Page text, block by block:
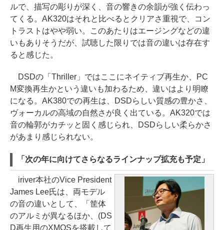
ルで、描写の彫りが深く、音の響きの余韻が強く伝わっ
てくる。AK320はそれと比べるとクリアさ重視で、コン
トラストはやや弱い。このあたりはエージングなどの違
いもありそうだが、試聴した限りでは音の違いは存在す
ると感じた。
DSDの「Thriller」ではここにネイティブ再生か、PC
M変換再生かという違いも加わるため、違いはより明瞭
になる。AK380での再生は、DSDらしい質感の豊かさ、
ヴォーカルの高域の自然さが良く出ている。AK320では
音の輪郭がカチッと固く感じられ、DSDらしい柔らかさ
があまり感じられない。
「次の年に向けてさらなるラインナップ拡充も予定」
iriver本社のVice President
James Lee氏は、両モデル
の音の違いとして、「筐体
のアルミが異なるほか、(DS
D再生用のXMOSを搭載して